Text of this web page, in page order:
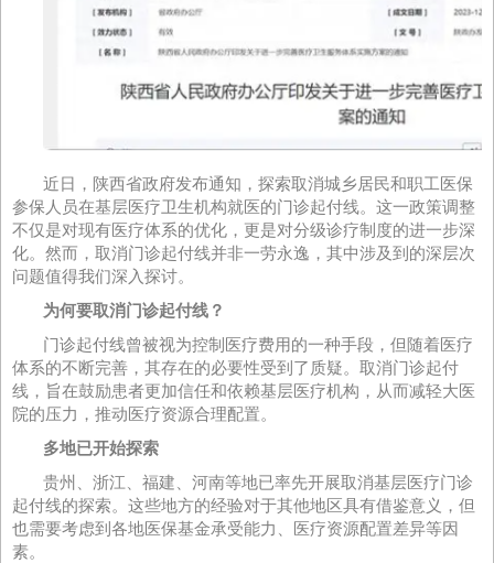
近日，陕西省政府发布通知，探索取消城乡居民和职工医保
参保人员在基层医疗卫生机构就医的门诊起付线。这一政策调整
不仅是对现有医疗体系的优化，更是对分级诊疗制度的进一步深
化。然而，取消门诊起付线并非一劳永逸，其中涉及到的深层次
问题值得我们深入探讨。
为何要取消门诊起付线？
门诊起付线曾被视为控制医疗费用的一种手段，但随着医疗
体系的不断完善，其存在的必要性受到了质疑。取消门诊起付
线，旨在鼓励患者更加信任和依赖基层医疗机构，从而减轻大医
院的压力，推动医疗资源合理配置。
多地已开始探索
贵州、浙江、福建、河南等地已率先开展取消基层医疗门诊
起付线的探索。这些地方的经验对于其他地区具有借鉴意义，但
也需要考虑到各地医保基金承受能力、医疗资源配置差异等因
素。